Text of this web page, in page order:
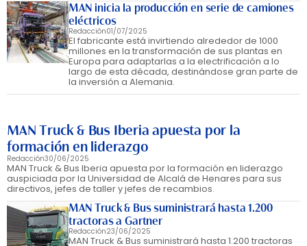
MAN inicia la producción en serie de camiones
eléctricos
Redacción01/07/2025
El fabricante está invirtiendo alrededor de 1000
millones en la transformación de sus plantas en
Europa para adaptarlas a la electrificación a lo
largo de esta década, destinándose gran parte de
la inversión a Alemania.
MAN Truck & Bus Iberia apuesta por la
formación en liderazgo
Redacción30/06/2025
MAN Truck & Bus Iberia apuesta por la formación en liderazgo
auspiciada por la Universidad de Alcalá de Henares para sus
directivos, jefes de taller y jefes de recambios.
MAN Truck & Bus suministrará hasta 1.200
tractoras a Gartner
Redacción23/06/2025
MAN Truck & Bus suministrará hasta 1.200 tractoras